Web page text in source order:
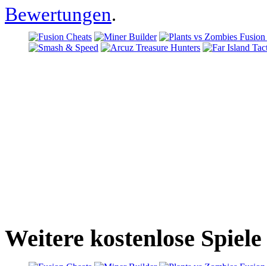
Bewertungen.
Weitere kostenlose